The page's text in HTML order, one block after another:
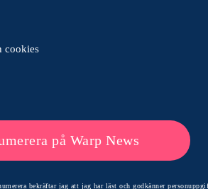
cookies
på Warp News
bekräftar jag att jag har läst och godkänner